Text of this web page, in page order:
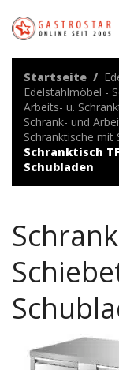
Startseite
Edelstahlmöbel -
Arbeits- u.
Schrank- und
Schranktische mit
Schranktisch
Schubladen